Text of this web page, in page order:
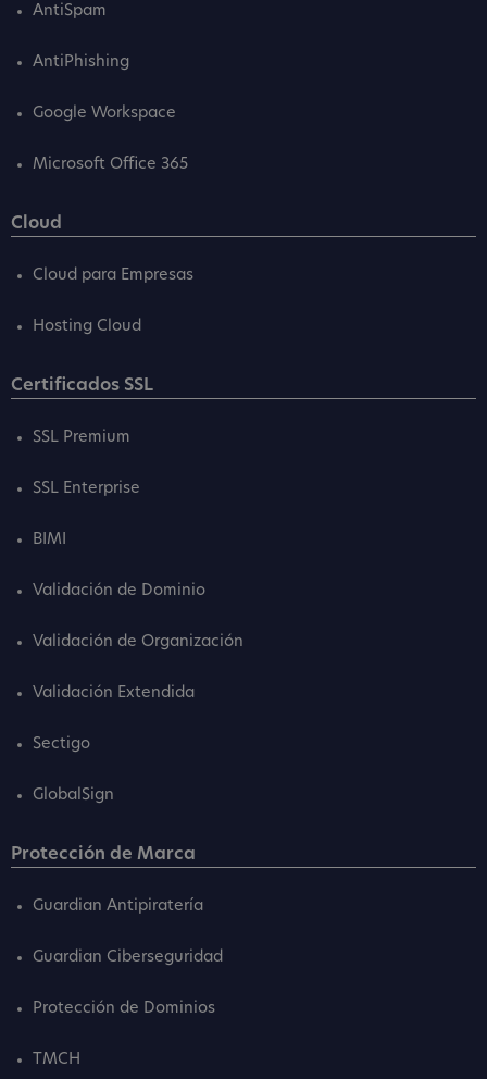
AntiSpam
AntiPhishing
Google Workspace
Microsoft Office 365
Cloud
Cloud para Empresas
Hosting Cloud
Certificados SSL
SSL Premium
SSL Enterprise
BIMI
Validación de Dominio
Validación de Organización
Validación Extendida
Sectigo
GlobalSign
Protección de Marca
Guardian Antipiratería
Guardian Ciberseguridad
Protección de Dominios
TMCH